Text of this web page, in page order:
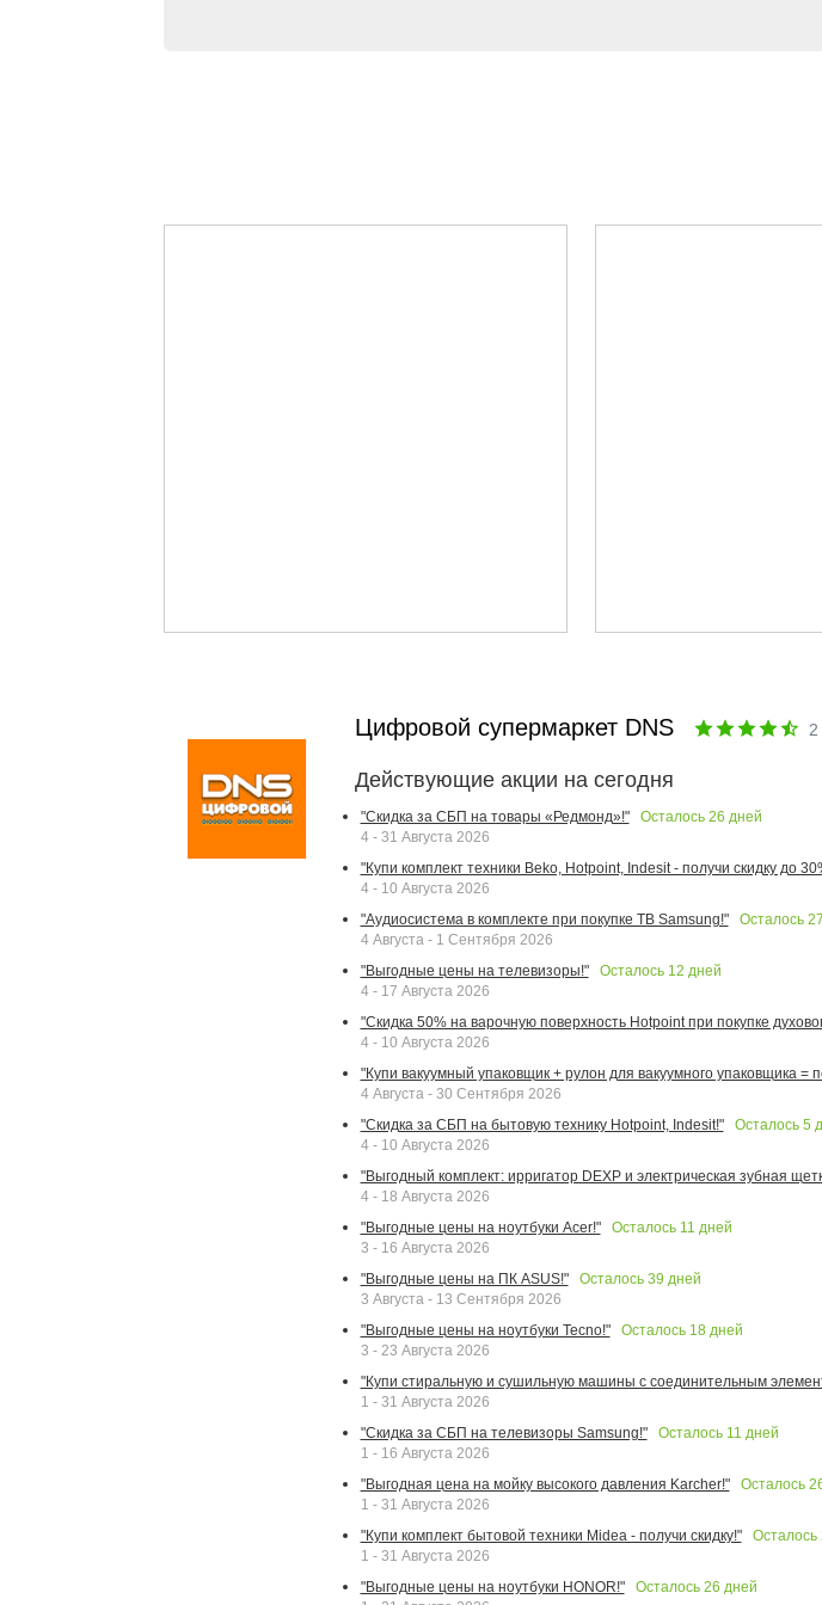
Цифровой супермаркет DNS 2
Действующие акции на сегодня
"Скидка за СБП на товары «Редмонд»!" Осталось 26 дней
4 - 31 Августа 2026
"Купи комплект техники Beko, Hotpoint, Indesit - получи скидку до
4 - 10 Августа 2026
"Аудиосистема в комплекте при покупке ТВ Samsung!"
Осталось 27
4 Августа - 1 Сентября 2026
"Выгодные цены на телевизоры!"
Осталось 12 дней
4 - 17 Августа 2026
"Скидка 50% на варочную поверхность Hotpoint при покупке
4 - 10 Августа 2026
"Купи вакуумный упаковщик + рулон для вакуумного упаковщика =
4 Августа - 30 Сентября 2026
"Скидка за СБП на бытовую технику Hotpoint, Indesit!"
Осталось 5
4 - 10 Августа 2026
"Выгодный комплект: ирригатор DEXP и электрическая зубная
4 - 18 Августа 2026
"Выгодные цены на ноутбуки Acer!"
Осталось 11 дней
3 - 16 Августа 2026
"Выгодные цены на ПК ASUS!"
Осталось 39 дней
3 Августа - 13 Сентября 2026
"Выгодные цены на ноутбуки Tecno!"
Осталось 18дней
3 - 23 Августа 2026
"Купи стиральную и сушильную машины с соединительным
1 - 31 Августа 2026
"Скидка за СБП на телевизоры Samsung!"
Осталось 11 дней
1 - 16 Августа 2026
"Выгодная цена на мойку высокого давления Karcher!"
Осталось
1 - 31 Августа 2026
"Купи комплект бытовой техники Midea - получи скидку!"
Осталось
1 - 31 Августа 2026
"Выгодные цены на ноутбуки HONOR!"
Осталось 26 дней